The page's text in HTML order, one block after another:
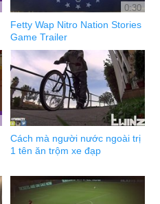
0:30
Fetty Wap Nitro Nation Stories
Game Trailer
Cách mà người nước ngoài trị
1 tên ăn trộm xe đạp